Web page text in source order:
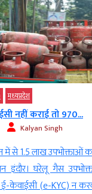
मध्‍यप्रदेश
नहीं कराई तो 970...
Kalyan Singh
से 1.5 लाख उपभोक्ताओं
इंदौर। घरेलू गैस
(e-KYC) न